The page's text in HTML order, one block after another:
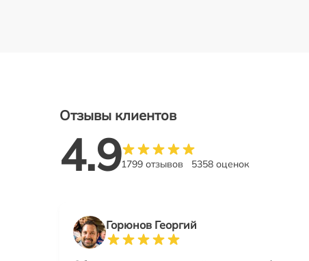
Отзывы клиентов
4.91799 отзывов 5358 оценок
Горюнов Георгий